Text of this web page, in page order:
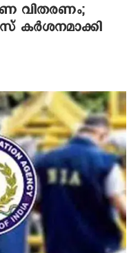
വിതരണം;
കര്‍ശനമാക്കി